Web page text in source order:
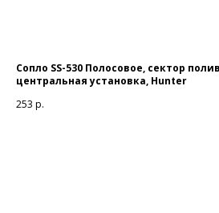
Сопло SS-530 Полосовое, сектор
центральная установка, Hunter
253 р.